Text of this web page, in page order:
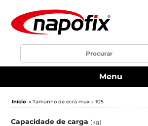
Menu
Início » Tamanho de ecrã max » 105
Capacidade de carga (kg)